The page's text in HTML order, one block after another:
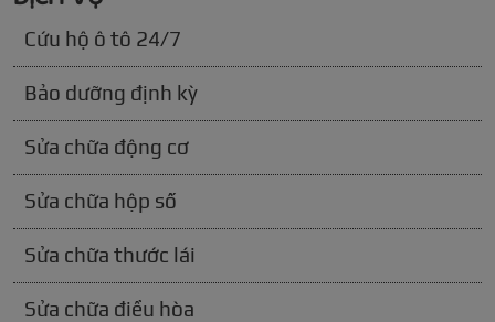
Cứu hộ ô tô 24/7
Bảo dưỡng định kỳ
Sửa chữa động cơ
Sửa chữa hộp số
Sửa chữa thước lái
Sửa chữa điều hòa